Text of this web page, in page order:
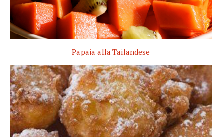
Papaia alla Tailandese